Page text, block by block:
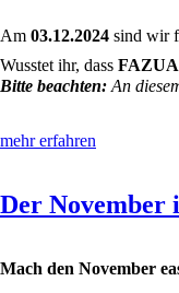
Am 03.12.2024 sind wir
Wusstet ihr, dass FAZUA
Bitte beachten: An
mehr erfahren
Der November
Mach den November